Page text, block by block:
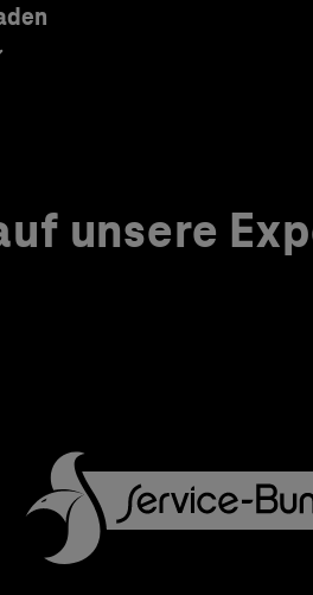
unsere